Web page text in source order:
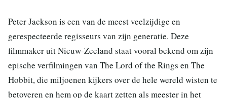
Peter Jackson is een van de meest veelzijdige en
gerespecteerde regisseurs van zijn generatie. Deze
filmmaker uit Nieuw-Zeeland staat vooral bekend om zijn
epische verfilmingen van The Lord of the Rings en The
Hobbit, die miljoenen kijkers over de hele wereld wisten te
betoveren en hem op de kaart zetten als meester in het